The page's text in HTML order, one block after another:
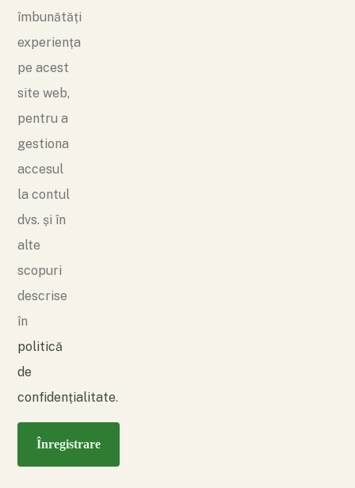
îmbunătăți
experiența
pe acest
site web,
pentru a
gestiona
accesul
la contul
dvs. și în
alte
scopuri
descrise
în
politică
de
confidențialitate.
Înregistrare